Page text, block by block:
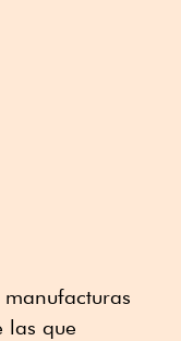
las que